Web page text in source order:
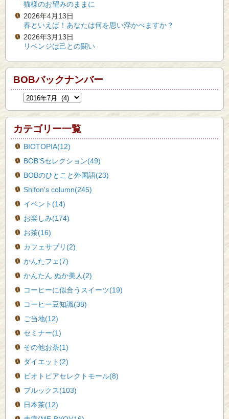
猫様のお望みのままに
2026年4月13日
春といえば！あなたは何を思い浮かべますか？
2026年3月13日
リベンジは己との闘い
BOBバックナンバー
カテゴリー一覧
BIOTOPIA(12)
BOB’Sセレクション(49)
BOBのひとこと外国語(23)
Shifon's column(245)
イベント(14)
お楽しみ(174)
お茶(16)
カフェサプリ(2)
かんたフェ(7)
かんたん ぬか美人(2)
コーヒーに似合うスイーツ(19)
コーヒー豆知識(38)
ご当地(12)
セミナー(1)
その他お茶(1)
ダイエット(2)
ビオトピアセレクトモール(8)
ブルックス(103)
日本茶(12)